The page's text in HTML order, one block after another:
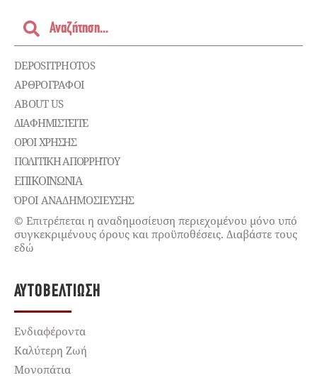
DEPOSITPHOTOS
ΑΡΘΡΟΓΡΑΦΟΙ
ABOUT US
ΔΙΑΦΗΜΙΣΤΕΊΤΕ
ΌΡΟΙ ΧΡΉΣΗΣ
ΠΟΛΙΤΙΚΉ ΑΠΟΡΡΉΤΟΥ
ΕΠΙΚΟΙΝΩΝΊΑ
ΌΡΟΙ ΑΝΑΔΗΜΟΣΙΕΥΣΗΣ
© Επιτρέπεται η αναδημοσίευση περιεχομένου μόνο υπό
συγκεκριμένους όρους και προϋποθέσεις. Διαβάστε τους
εδώ
ΑΥΤΟΒΕΛΤΊΩΣΗ
Ενδιαφέροντα
Καλύτερη Ζωή
Μονοπάτια